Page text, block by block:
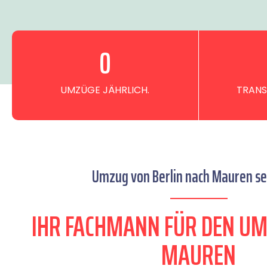
UMZÜGE JÄHRLICH.
0
Umzug von Berlin nach Mauren
IHR FACHMANN FÜR DEN
MAUREN